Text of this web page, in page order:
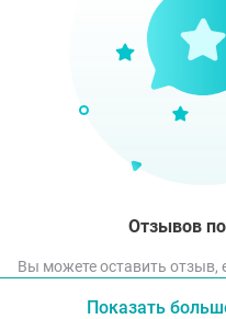
Отзывов
Вы можете оставить отзыв,
Показать